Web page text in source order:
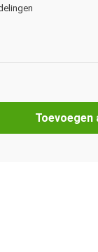
Toevoegen